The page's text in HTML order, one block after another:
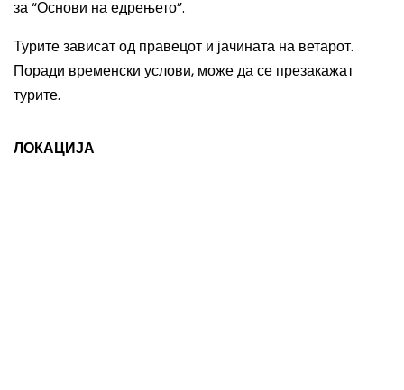
за “Основи на едрењето”.
Турите зависат од правецот и јачината на ветарот.
Поради временски услови, може да се презакажат
турите.
ЛОКАЦИЈА